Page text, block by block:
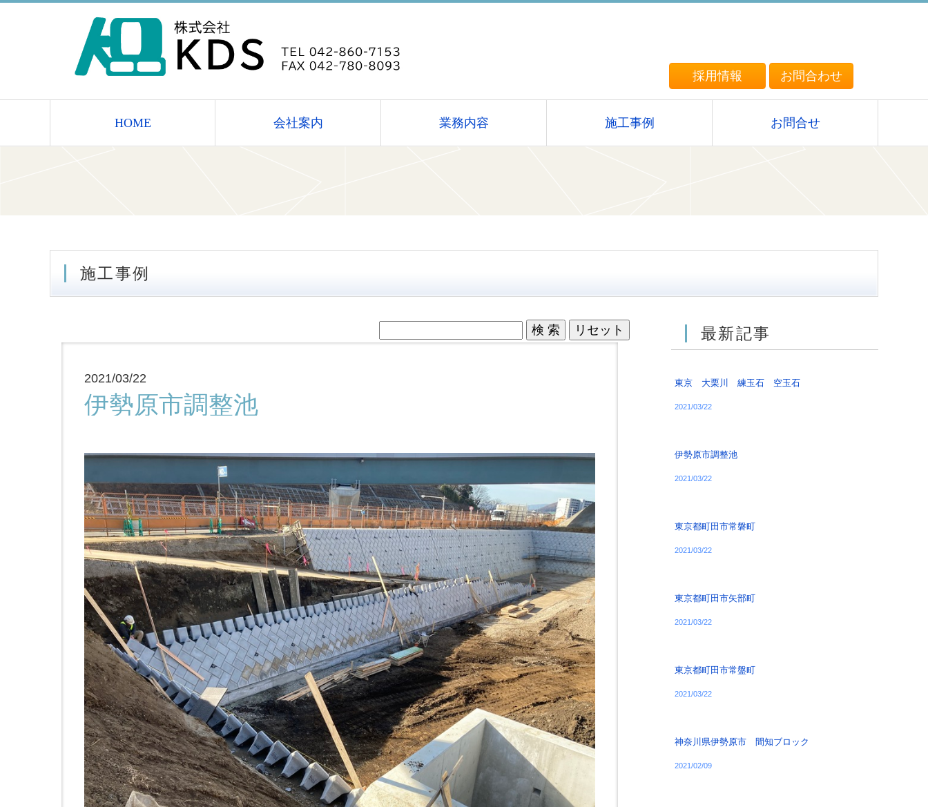
採用情報 お問合わせ
HOME 会社案内 業務内容 施工事例 お問合せ
施工事例
2021/03/22
伊勢原市調整池
最新記事
東京 大栗川 練玉石 空玉石
2021/03/22
伊勢原市調整池
2021/03/22
東京都町田市常磐町
2021/03/22
東京都町田市矢部町
2021/03/22
東京都町田市常盤町
2021/03/22
神奈川県伊勢原市 間知ブロック
2021/02/09